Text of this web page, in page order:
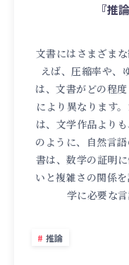
『推
文書にはさまざま
えば、圧縮率や、
は、文書がどの程
により異なります
は、文学作品より
のように、自然言
書は、数学の証明
いと複雑さの関係
学に必要な
推論